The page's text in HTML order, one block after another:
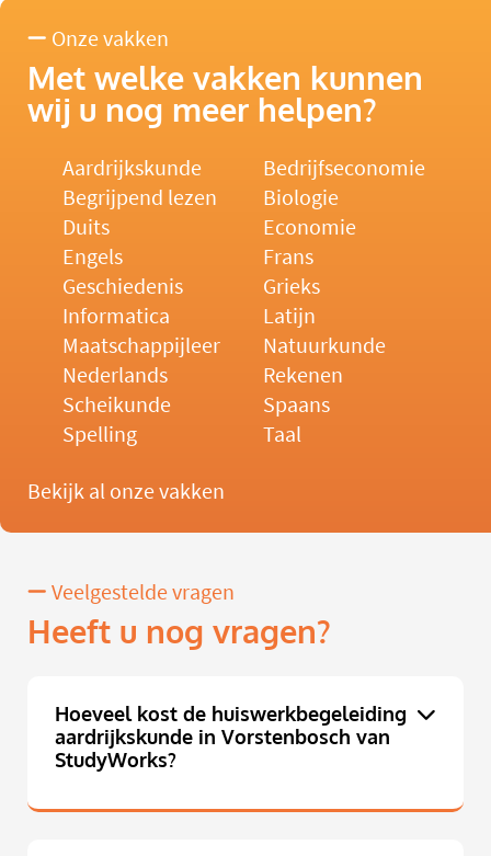
Onze vakken
Met welke vakken kunnen
wij u nog meer helpen?
Aardrijkskunde
Bedrijfseconomie
Begrijpend lezen
Biologie
Duits
Economie
Engels
Frans
Geschiedenis
Grieks
Informatica
Latijn
Maatschappijleer
Natuurkunde
Nederlands
Rekenen
Scheikunde
Spaans
Spelling
Taal
Bekijk al onze vakken
Veelgestelde vragen
Heeft u nog vragen?
Hoeveel kost de huiswerkbegeleiding
aardrijkskunde in Vorstenbosch van
StudyWorks?